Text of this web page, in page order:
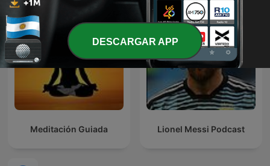
Meditación Guiada Lionel Messi Podcast
DESCARGAR APP